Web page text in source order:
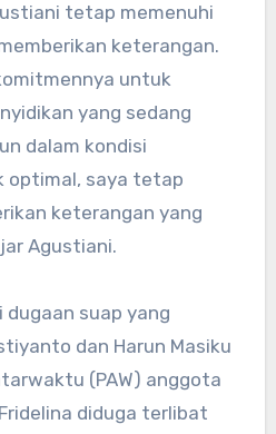
tetap memenuhi
keterangan.
untuk
yang sedang
dalam kondisi
optimal, saya tetap
keterangan yang
Agustiani.
dugaan suap yang
dan Harun Masiku
(PAW) anggota
diduga terlibat